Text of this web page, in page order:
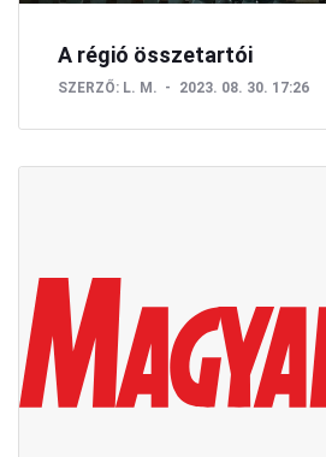
A régió összetartói
SZERZŐ: L. M. 2023. 08. 30. 17:26